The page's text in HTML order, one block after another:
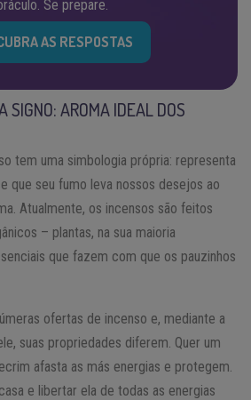
Se prepare.
AS RESPOSTAS
SIGNO: AROMA IDEAL DOS
tem uma simbologia própria: representa
que seu fumo leva nossos desejos ao
Atualmente, os incensos são feitos
– plantas, na sua maioria
que fazem com que os pauzinhos
ofertas de incenso e, mediante a
suas propriedades diferem. Quer um
afasta as más energias e protegem.
e libertar ela de todas as energias